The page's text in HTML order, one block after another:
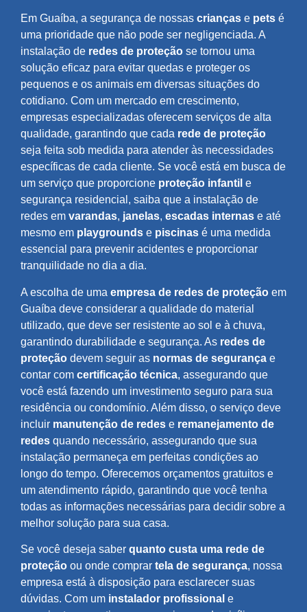
Em Guaíba, a segurança de nossas crianças e pets é
uma prioridade que não pode ser negligenciada. A
instalação de redes de proteção se tornou uma
solução eficaz para evitar quedas e proteger os
pequenos e os animais em diversas situações do
cotidiano. Com um mercado em crescimento,
empresas especializadas oferecem serviços de alta
qualidade, garantindo que cada rede de proteção
seja feita sob medida para atender às necessidades
específicas de cada cliente. Se você está em busca de
um serviço que proporcione proteção infantil e
segurança residencial, saiba que a instalação de
redes em varandas, janelas, escadas internas e até
mesmo em playgrounds e piscinas é uma medida
essencial para prevenir acidentes e proporcionar
tranquilidade no dia a dia.
A escolha de uma empresa de redes de proteção em
Guaíba deve considerar a qualidade do material
utilizado, que deve ser resistente ao sol e à chuva,
garantindo durabilidade e segurança. As redes de
proteção devem seguir as normas de segurança e
contar com certificação técnica, assegurando que
você está fazendo um investimento seguro para sua
residência ou condomínio. Além disso, o serviço deve
incluir manutenção de redes e remanejamento de
redes quando necessário, assegurando que sua
instalação permaneça em perfeitas condições ao
longo do tempo. Oferecemos orçamentos gratuitos e
um atendimento rápido, garantindo que você tenha
todas as informações necessárias para decidir sobre a
melhor solução para sua casa.
Se você deseja saber quanto custa uma rede de
proteção ou onde comprar tela de segurança, nossa
empresa está à disposição para esclarecer suas
dúvidas. Com um instalador profissional e